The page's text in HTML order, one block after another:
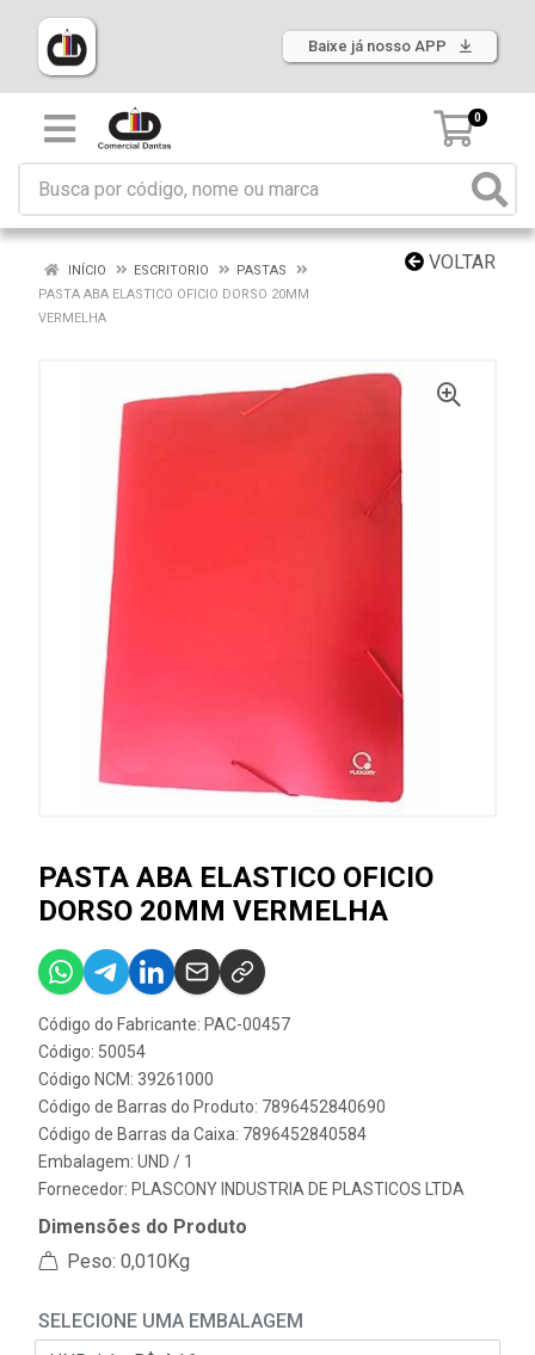
Baixe já nosso APP
0
VOLTAR
INÍCIO ESCRITORIO
PASTAS
PASTA ABA ELASTICO OFICIO DORSO 20MM
VERMELHA
PASTA ABA ELASTICO OFICIO
DORSO 20MM VERMELHA
Código do Fabricante: PAC-00457
Código: 50054
Código NCM: 39261000
Código de Barras do Produto: 7896452840690
Código de Barras da Caixa: 7896452840584
Embalagem: UND / 1
Fornecedor: PLASCONY INDUSTRIA DE PLASTICOS LTDA
Dimensões do Produto
Peso: 0,010Kg
SELECIONE UMA EMBALAGEM